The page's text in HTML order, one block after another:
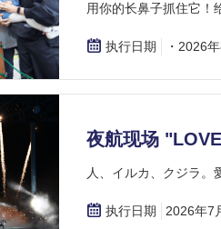
用你的长鼻子抓住它！
执行日期 ・2026
夜航现场
人、イルカ、クジラ。
执行日期 2026年7